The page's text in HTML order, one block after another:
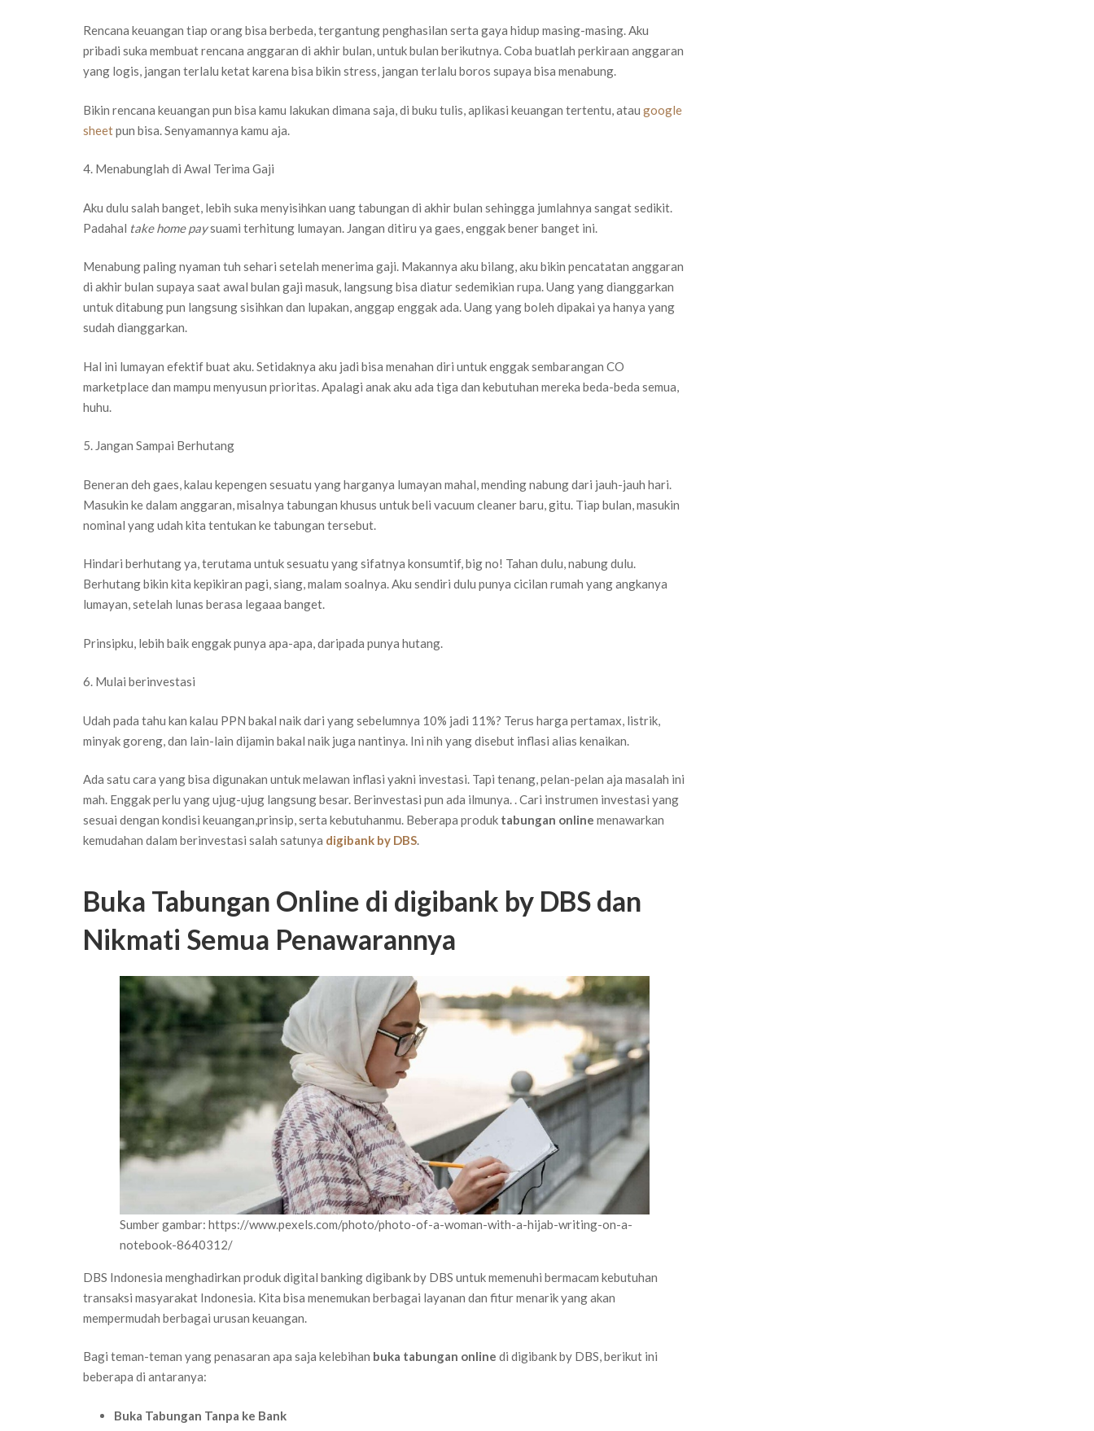
Rencana keuangan tiap orang bisa berbeda, tergantung penghasilan serta gaya hidup masing-masing. Aku
pribadi suka membuat rencana anggaran di akhir bulan, untuk bulan berikutnya. Coba buatlah perkiraan anggaran
yang logis, jangan terlalu ketat karena bisa bikin stress, jangan terlalu boros supaya bisa menabung.
Bikin rencana keuangan pun bisa kamu lakukan dimana saja, di buku tulis, aplikasi keuangan tertentu, atau google
sheetpun bisa. Senyamannya kamu aja.
4. Menabunglah di Awal Terima Gaji
Aku dulu salah banget, lebih suka menyisihkan uang tabungan di akhir bulan sehingga jumlahnya sangat sedikit.
Padahal take home paysuami terhitung lumayan. Jangan ditiru ya gaes, enggak bener banget ini.
Menabung paling nyaman tuh sehari setelah menerima gaji. Makannya aku bilang, aku bikin pencatatan anggaran
di akhir bulan supaya saat awal bulan gaji masuk, langsung bisa diatur sedemikian rupa. Uang yang dianggarkan
untuk ditabung pun langsung sisihkan dan lupakan, anggap enggak ada. Uang yang boleh dipakai ya hanya yang
sudah dianggarkan.
Hal ini lumayan efektif buat aku. Setidaknya aku jadi bisa menahan diri untuk enggak sembarangan CO
marketplace dan mampu menyusun prioritas. Apalagi anak aku ada tiga dan kebutuhan mereka beda-beda semua,
huhu.
5. Jangan Sampai Berhutang
Beneran deh gaes, kalau kepengen sesuatu yang harganya lumayan mahal, mending nabung dari jauh-jauh hari.
Masukin ke dalam anggaran, misalnya tabungan khusus untuk beli vacuum cleaner baru, gitu. Tiap bulan, masukin
nominal yang udah kita tentukan ke tabungan tersebut.
Hindari berhutang ya, terutama untuk sesuatu yang sifatnya konsumtif, big no! Tahan dulu, nabung dulu.
Berhutang bikin kita kepikiran pagi, siang, malam soalnya. Aku sendiri dulu punya cicilan rumah yang angkanya
lumayan, setelah lunas berasa legaaa banget.
Prinsipku, lebih baik enggak punya apa-apa, daripada punya hutang.
6. Mulai berinvestasi
Udah pada tahu kan kalau PPN bakal naik dari yang sebelumnya 10% jadi 11%? Terus harga pertamax, listrik,
minyak goreng, dan lain-lain dijamin bakal naik juga nantinya. Ini nih yang disebut inflasi alias kenaikan.
Ada satu cara yang bisa digunakan untuk melawan inflasi yakni investasi. Tapi tenang, pelan-pelan aja masalah ini
mah. Enggak perlu yang ujug-ujug langsung besar. Berinvestasi pun ada ilmunya. . Cari instrumen investasi yang
sesuai dengan kondisi keuangan,prinsip, serta kebutuhanmu. Beberapa produk tabungan online menawarkan
kemudahan dalam berinvestasi salah satunya digibank by DBS.
Buka Tabungan Online di digibank by DBS dan
Nikmati Semua Penawarannya
Sumber gambar: https://www.pexels.com/photo/photo-of-a-woman-with-a-hijab-writing-on-a-
notebook-8640312/
DBS Indonesia menghadirkan produk digital banking digibank by DBS untuk memenuhi bermacam kebutuhan
transaksi masyarakat Indonesia. Kita bisa menemukan berbagai layanan dan fitur menarik yang akan
mempermudah berbagai urusan keuangan.
Bagi teman-teman yang penasaran apa saja kelebihan buka tabungan online di digibank by DBS, berikut ini
beberapa di antaranya:
Buka Tabungan Tanpa ke Bank